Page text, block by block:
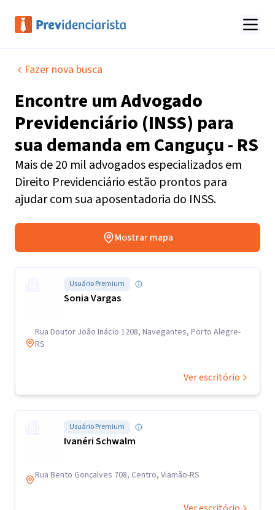
Fazer nova busca
Encontre umAdvogado
Previdenciário (INSS) para
sua demanda emCanguçu - RS
Mais de 20 mil advogados especializados em
Direito Previdenciário estão prontos para
ajudar com sua aposentadoria do INSS.
Mostrar mapa
Usuário Premium
Sonia Vargas
Rua Doutor João Inácio 1208, Navegantes, Porto Alegre-
RS
Ver escritório
Usuário Premium
Ivanéri Schwalm
Rua Bento Gonçalves 708, Centro, Viamão-RS